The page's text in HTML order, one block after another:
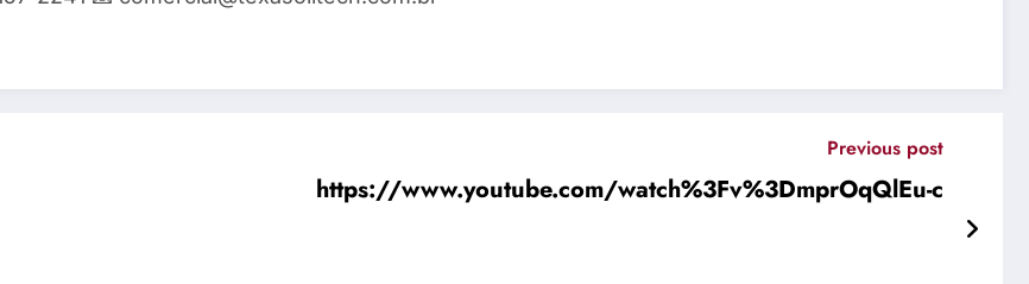
Previous post
https://www.youtube.com/watch%3Fv%3DmprOqQlEu-c